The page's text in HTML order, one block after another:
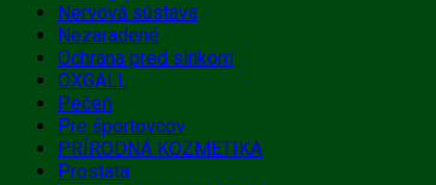
Nervová sústava
Nezaradené
Ochrana pred slnkom
OXGALL
Pečeň
Pre športovcov
PRÍRODNÁ KOZMETIKA
Prostata